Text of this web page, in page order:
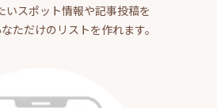
いスポット情報や記事投稿を
ただけのリストを作れます。